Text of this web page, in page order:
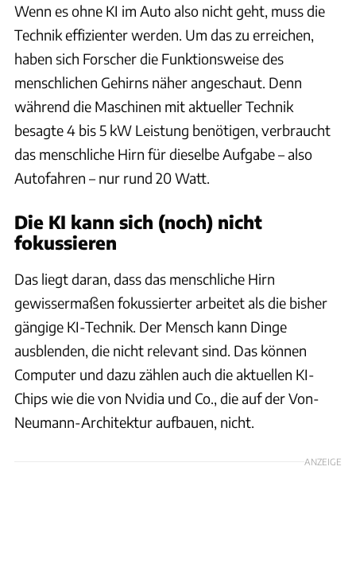
Wenn es ohne KI im Auto also nicht geht, muss die
Technik effizienter werden. Um das zu erreichen,
haben sich Forscher die Funktionsweise des
menschlichen Gehirns näher angeschaut. Denn
während die Maschinen mit aktueller Technik
besagte 4 bis 5 kW Leistung benötigen, verbraucht
das menschliche Hirn für dieselbe Aufgabe – also
Autofahren – nur rund 20 Watt.
Die KI kann sich (noch) nicht
fokussieren
Das liegt daran, dass das menschliche Hirn
gewissermaßen fokussierter arbeitet als die bisher
gängige KI-Technik. Der Mensch kann Dinge
ausblenden, die nicht relevant sind. Das können
Computer und dazu zählen auch die aktuellen KI-
Chips wie die von Nvidia und Co., die auf der Von-
Neumann-Architektur aufbauen, nicht.
ANZEIGE